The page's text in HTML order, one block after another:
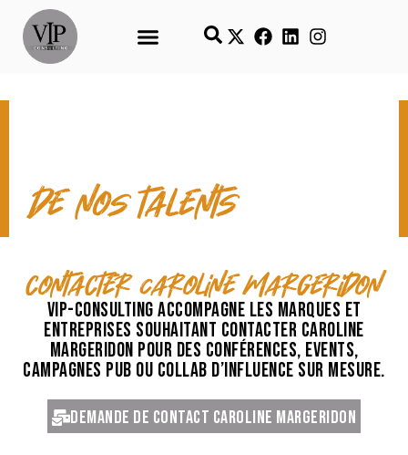
CONTACT & TEMPS FORTS
de nos talents
contacter Caroline Margeridon
VIP-Consulting accompagne les marques et
entreprises souhaitant contacter Caroline
Margeridon pour des conférences, events,
campagnes pub ou collab d’influence sur mesure.
Demande de contact Caroline Margeridon